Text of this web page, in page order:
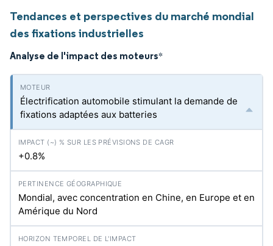
Tendances et perspectives du marché mondial
des fixations industrielles
Analyse de l'impact des moteurs*
Électrification automobile stimulant la demande de
fixations adaptées aux batteries
+0.8%
Mondial, avec concentration en Chine, en Europe et en
Amérique du Nord